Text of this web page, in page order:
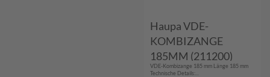
Haupa VDE-
KOMBIZANGE
185MM (211200)
VDE-Kombizange 185 mm Länge 185 mm
Technische Details:...